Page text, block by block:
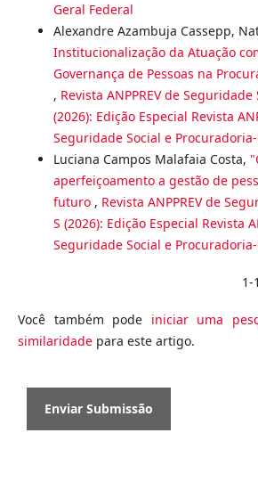
Geral Federal
Alexandre Azambuja Cassepp,
Institucionalização da Atuação
Governança de Pessoas na
, Revista ANPPREV de Seguridade
(2026): Edição Especial Revista
Seguridade Social e
Luciana Campos Malafaia Costa,
aperfeiçoamento a gestão de
futuro , Revista ANPPREV de
S (2026): Edição Especial Revista
Seguridade Social e
1-
Você também pode iniciar uma
similaridadepara este artigo.
Enviar Submissão